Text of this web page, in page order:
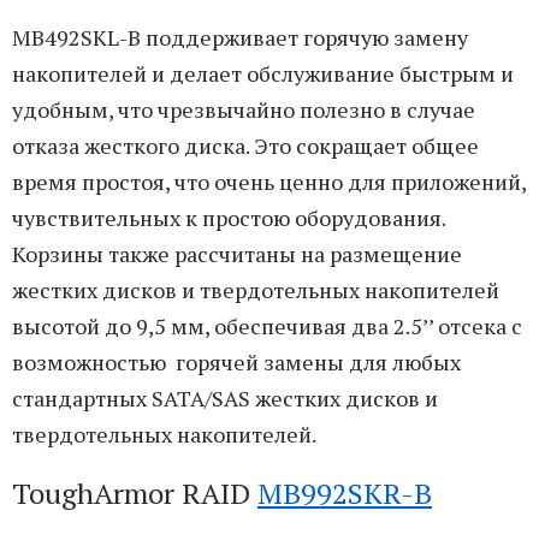
MB492SKL-B поддерживает горячую замену
накопителей и делает обслуживание быстрым и
удобным, что чрезвычайно полезно в случае
отказа жесткого диска. Это сокращает общее
время простоя, что очень ценно для приложений,
чувствительных к простою оборудования.
Корзины также рассчитаны на размещение
жестких дисков и твердотельных накопителей
высотой до 9,5 мм, обеспечивая два 2.5’’ отсека с
возможностью горячей замены для любых
стандартных SATA/SAS жестких дисков и
твердотельных накопителей.
ToughArmor RAID MB992SKR-B